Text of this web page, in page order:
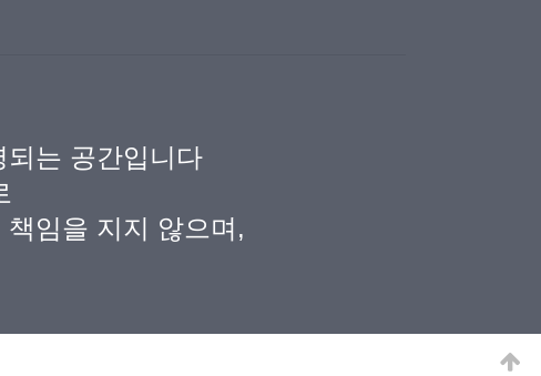
는 공간입니다
임을 지지 않으며,